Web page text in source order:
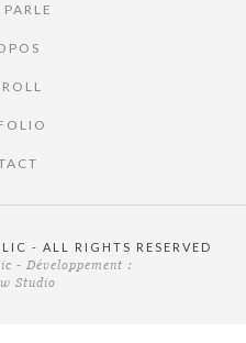
- ALL RIGHTS RESERVED
- Développement :
Studio